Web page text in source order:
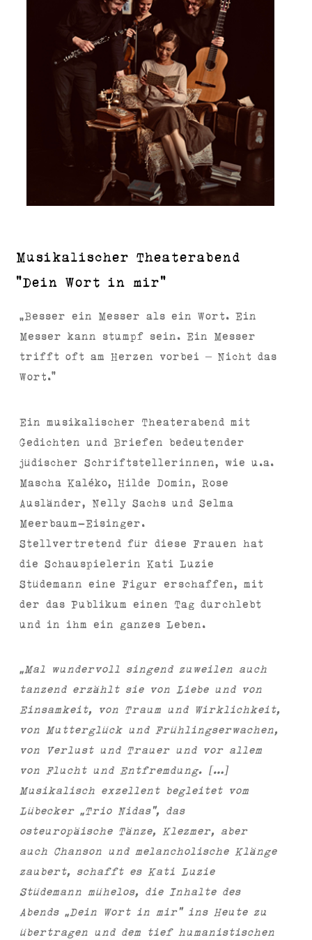
Musikalischer Theaterabend
“Dein Wort in mir“
„Besser ein Messer als ein Wort. Ein
Messer kann stumpf sein. Ein Messer
trifft oft am Herzen vorbei – Nicht das
Wort.“
Ein musikalischer Theaterabend mit
Gedichten und Briefen bedeutender
jüdischer Schriftstellerinnen, wie u.a.
Mascha Kaléko, Hilde Domin, Rose
Ausländer, Nelly Sachs und Selma
Meerbaum-Eisinger.
Stellvertretend für diese Frauen hat
die Schauspielerin Kati Luzie
Stüdemann eine Figur erschaffen, mit
der das Publikum einen Tag durchlebt
und in ihm ein ganzes Leben.
„Mal wundervoll singend zuweilen auch
tanzend erzählt sie von Liebe und von
Einsamkeit, von Traum und Wirklichkeit,
von Mutterglück und Frühlingserwachen,
von Verlust und Trauer und vor allem
von Flucht und Entfremdung. […]
Musikalisch exzellent begleitet vom
Lübecker „Trio Nidas“, das
osteuropäische Tänze, Klezmer, aber
auch Chanson und melancholische Klänge
zaubert, schafft es Kati Luzie
Stüdemann mühelos, die Inhalte des
Abends „Dein Wort in mir“ ins Heute zu
übertragen und dem tief humanistischen